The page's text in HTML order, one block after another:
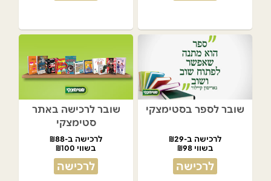
שובר לספר בסטימצקי
לרכישה ב-₪29
בשווי ₪98
לרכישה
שובר לרכישה באתר
סטימצקי
לרכישה ב-₪88
בשווי ₪100
לרכישה